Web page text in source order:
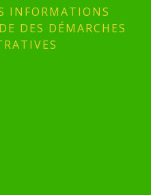
INFORMATIONS
DES DÉMARCHES